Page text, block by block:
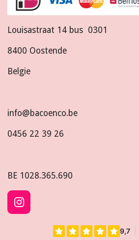
Louisastraat 14 bus 0301
8400 Oostende
Belgie
info@bacoenco.be
0456 22 39 26
BE 1028.365.690
I
n